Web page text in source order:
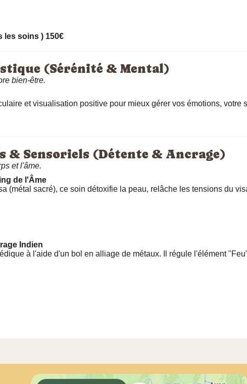
les soins ) 150€
(Sérénité & Mental)
bien-être.
et visualisation positive pour mieux gérer vos émotions, votre
& Sensoriels (Détente & Ancrage)
et l'âme.
de l'Âme
(métal sacré), ce soin détoxifie la peau, relâche les tensions du
Indien
à l'aide d'un bol en alliage de métaux. Il régule l'élément